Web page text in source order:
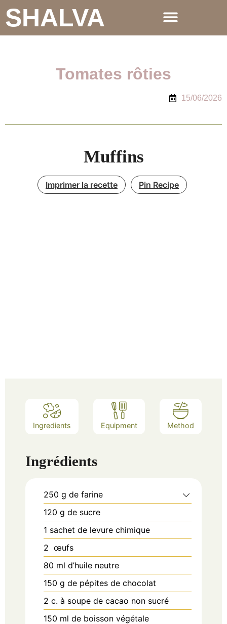
SHALVA
Tomates rôties
15/06/2026
Muffins
Imprimer la recette Pin Recipe
Ingredients Equipment Method
Ingrédients
250 g de farine
120 g de sucre
1 sachet de levure chimique
2 œufs
80 ml d’huile neutre
150 g de pépites de chocolat
2 c. à soupe de cacao non sucré
150 ml de boisson végétale